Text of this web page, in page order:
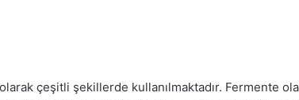
çeşitli şekillerde kullanılmaktadır. Fermente